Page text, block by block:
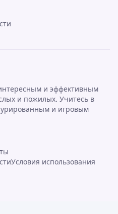
и эффективным
и пожилых. Учитесь в
и игровым
Условия использования